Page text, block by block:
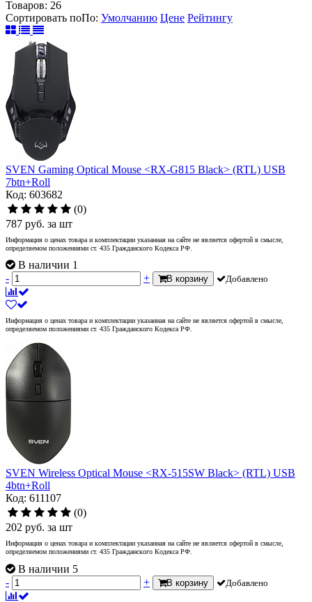
Товаров: 26
Сортировать поПо: Умолчанию Цене Рейтингу
SVEN Gaming Optical Mouse <RX-G815 Black> (RTL) USB
7btn+Roll
Код: 603682
(0)
787 руб. за шт
Информация о ценах товара и комплектации указанная на сайте не является офертой в смысле,
определяемом положениями ст. 435 Гражданского Кодекса РФ.
В наличии 1
-
+ В корзину Добавлено
Информация о ценах товара и комплектации указанная на сайте не является офертой в смысле,
определяемом положениями ст. 435 Гражданского Кодекса РФ.
SVEN Wireless Optical Mouse <RX-515SW Black> (RTL) USB
4btn+Roll
Код: 611107
(0)
202 руб. за шт
Информация о ценах товара и комплектации указанная на сайте не является офертой в смысле,
определяемом положениями ст. 435 Гражданского Кодекса РФ.
В наличии 5
-
+ В корзину Добавлено